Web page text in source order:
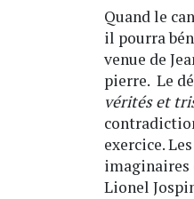
Quand le
il pourra
venue de
pierre. Le
vérités et
exercice.
imaginaires
Lionel